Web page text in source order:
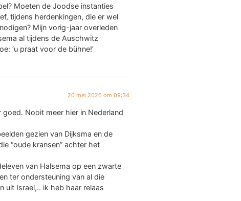
Moeten de Joodse instanties
tijdens herdenkingen, die er wel
Mijn vorig-jaar overleden
al tijdens de Auschwitz
‘u praat voor de bühne!’
20 mei 2026 om 09:34
Nooit meer hier in Nederland
gezien van Dijksma en de
“oude kransen” achter het
van Halsema op een zwarte
ter ondersteuning van al die
uit Israel,.. ik heb haar relaas